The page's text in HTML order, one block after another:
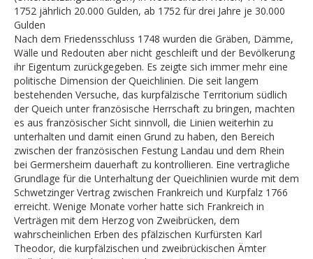
1752 jährlich 20.000 Gulden, ab 1752 für drei Jahre je 30.000
Gulden
Nach dem Friedensschluss 1748 wurden die Gräben, Dämme,
Wälle und Redouten aber nicht geschleift und der Bevölkerung
ihr Eigentum zurückgegeben. Es zeigte sich immer mehr eine
politische Dimension der Queichlinien. Die seit langem
bestehenden Versuche, das kurpfälzische Territorium südlich
der Queich unter französische Herrschaft zu bringen, machten
es aus französischer Sicht sinnvoll, die Linien weiterhin zu
unterhalten und damit einen Grund zu haben, den Bereich
zwischen der französischen Festung Landau und dem Rhein
bei Germersheim dauerhaft zu kontrollieren. Eine vertragliche
Grundlage für die Unterhaltung der Queichlinien wurde mit dem
Schwetzinger Vertrag zwischen Frankreich und Kurpfalz 1766
erreicht. Wenige Monate vorher hatte sich Frankreich in
Verträgen mit dem Herzog von Zweibrücken, dem
wahrscheinlichen Erben des pfälzischen Kurfürsten Karl
Theodor, die kurpfälzischen und zweibrückischen Ämter